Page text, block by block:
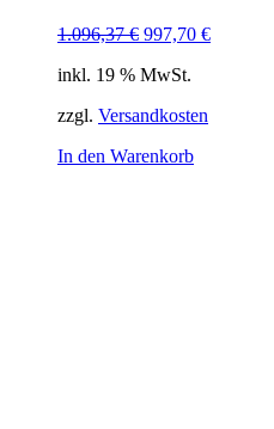
1.096,37€ Ursprünglicher
war:
997,70 €Aktueller
inkl. 19 % MwSt.
zzgl. Versandkosten
In den Warenkorb